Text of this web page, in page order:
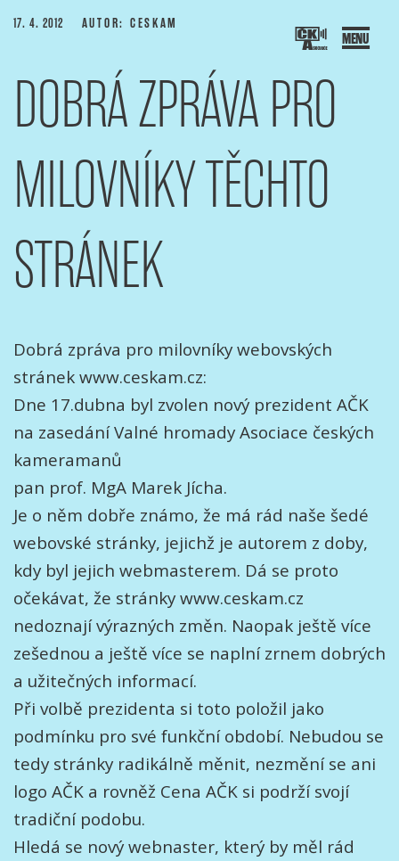
Přejít
webu
ČESKÝCH KAMERAMANŮ
portál Asociace českých kameramanů
PUBLIKOVÁNO
17. 4. 2012 AUTOR: CESKAM
DOBRÁ ZPRÁVA PRO
MILOVNÍKY TĚCHTO
STRÁNEK
Dobrá zpráva pro milovníky webovských
stránek www.ceskam.cz:
Dne 17.dubna byl zvolen nový prezident AČK
na zasedání Valné hromady Asociace českých
kameramanů
pan prof. MgA Marek Jícha.
Je o něm dobře známo, že má rád naše šedé
webovské stránky, jejichž je autorem z doby,
kdy byl jejich webmasterem. Dá se proto
očekávat, že stránky www.ceskam.cz
nedoznají výrazných změn. Naopak ještě více
zešednou a ještě více se naplní zrnem dobrých
a užitečných informací.
Při volbě prezidenta si toto položil jako
podmínku pro své funkční období. Nebudou se
tedy stránky radikálně měnit, nezmění se ani
logo AČK a rovněž Cena AČK si podrží svojí
tradiční podobu.
Hledá se nový webnaster, který by měl rád